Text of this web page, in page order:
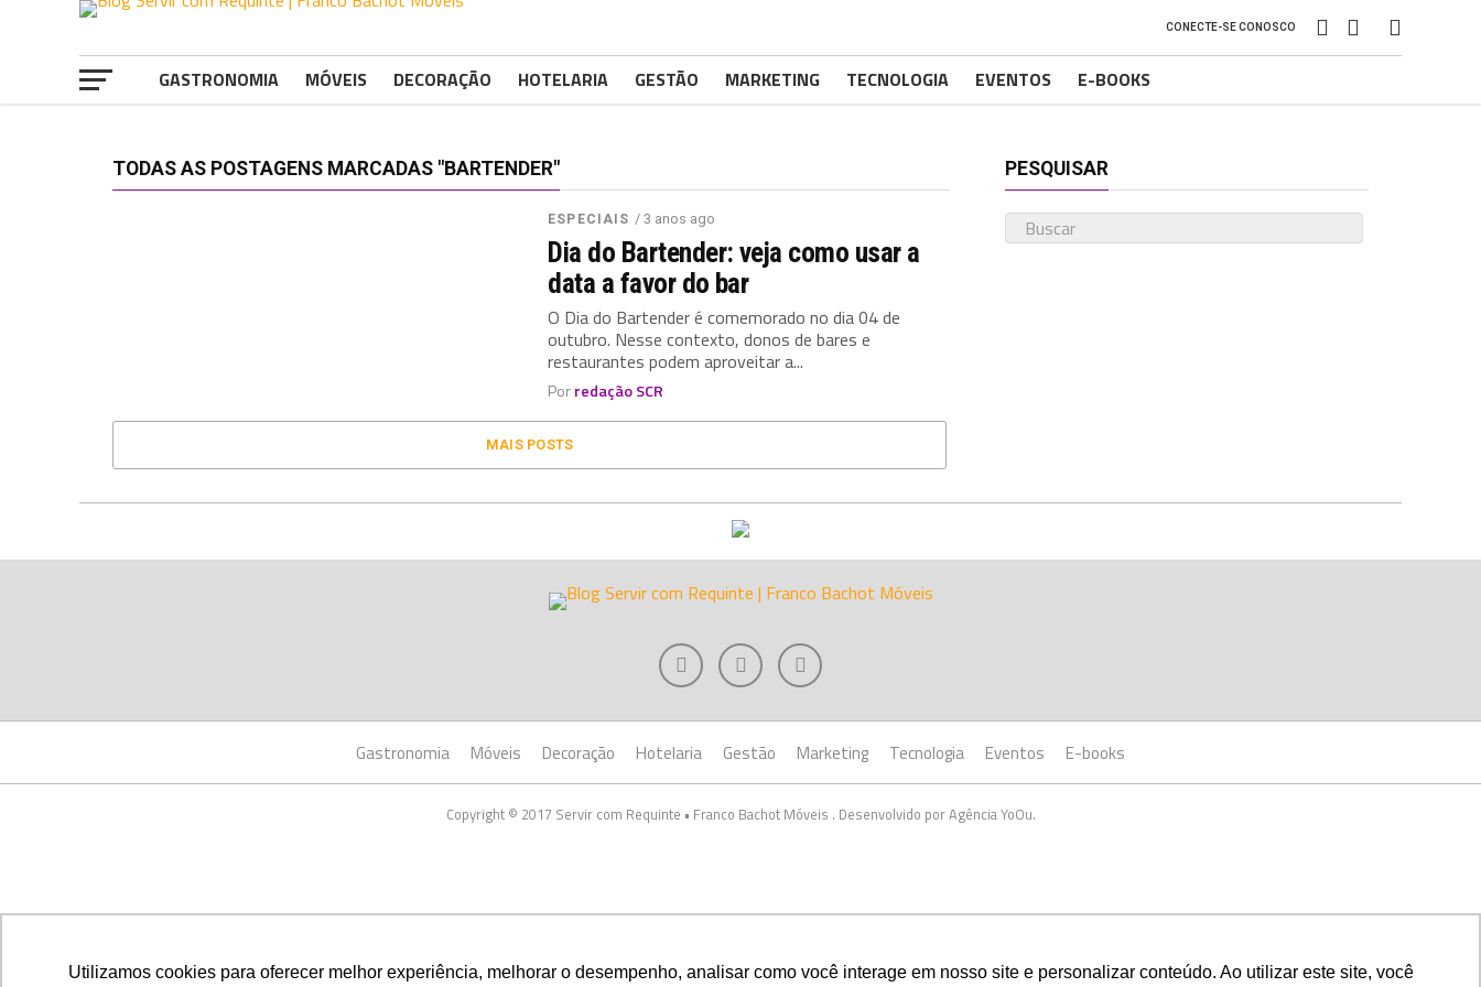
Utilizamos cookies para oferecer melhor experiência, melhorar o desempenho, analisar como você interage em nosso site e personalizar conteúdo. Ao utilizar este site, você
CONECTE-SE CONOSCO
GASTRONOMIA MÓVEIS DECORAÇÃO HOTELARIA GESTÃO MARKETING TECNOLOGIA EVENTOS E-BOOKS
TODAS AS POSTAGENS MARCADAS "BARTENDER"
ESPECIAIS / 3 anos ago
Dia do Bartender: veja como usar a
data a favor do bar
O Dia do Bartender é comemorado no dia 04 de
outubro. Nesse contexto, donos de bares e
restaurantes podem aproveitar a...
Porredação SCR
MAIS POSTS
PESQUISAR
Gastronomia Móveis Decoração Hotelaria Gestão Marketing Tecnologia Eventos E-books
Copyright © 2017 Servir com Requinte • Franco Bachot Móveis . Desenvolvido por Agência YoOu.